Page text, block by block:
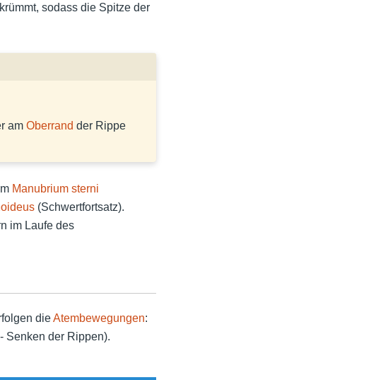
sodass die Spitze der
am Oberrand der Rippe
Manubrium sterni
(Schwertfortsatz).
im Laufe des
dieAtembewegungen:
Senken der Rippen).